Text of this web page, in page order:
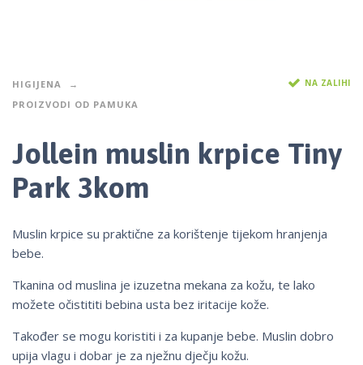
HIGIJENA
PROIZVODI OD PAMUKA
NA ZALIHI
Jollein muslin krpice Tiny
Park 3kom
Muslin krpice su praktične za korištenje tijekom hranjenja
bebe.
Tkanina od muslina je izuzetna mekana za kožu, te lako
možete očistititi bebina usta bez iritacije kože.
Također se mogu koristiti i za kupanje bebe. Muslin dobro
upija vlagu i dobar je za nježnu dječju kožu.